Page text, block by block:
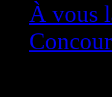
À vous